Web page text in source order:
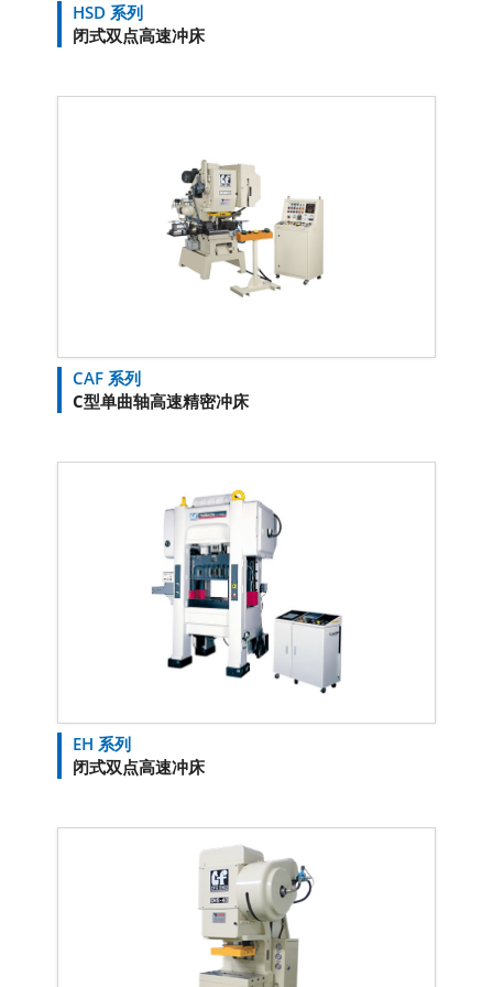
HSD 系列
闭式双点高速冲床
CAF 系列
C型单曲轴高速精密冲床
EH 系列
闭式双点高速冲床